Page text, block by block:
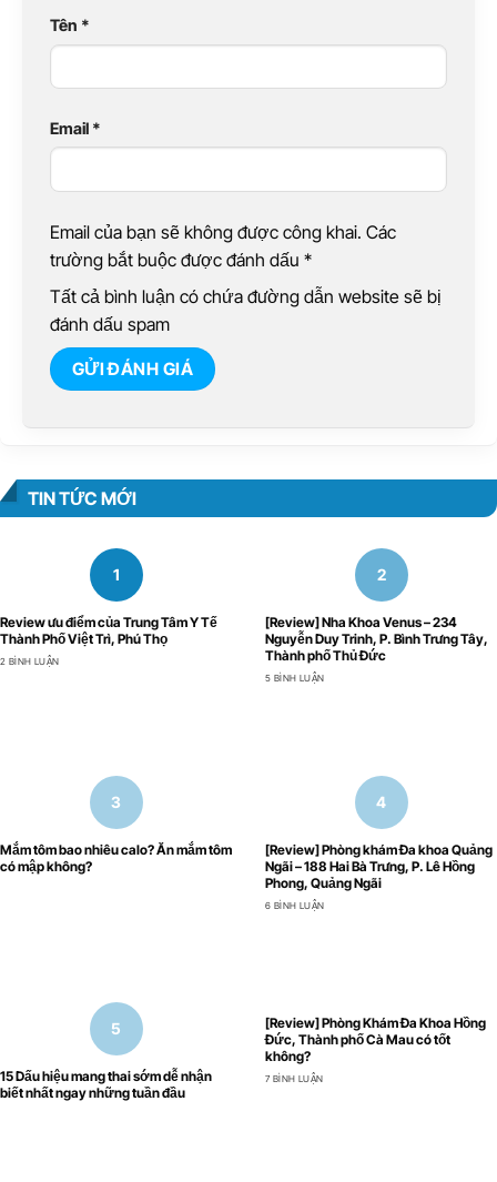
Tên *
Email *
Email của bạn sẽ không được công khai. Các
trường bắt buộc được đánh dấu *
Tất cả bình luận có chứa đường dẫn website sẽ bị
đánh dấu spam
TIN TỨC MỚI
Review ưu điểm của Trung Tâm Y Tế
Thành Phố Việt Trì, Phú Thọ
2 BÌNH LUẬN
[Review] Nha Khoa Venus – 234
Nguyễn Duy Trinh, P. Bình Trưng Tây,
Thành phố Thủ Đức
5 BÌNH LUẬN
Mắm tôm bao nhiêu calo? Ăn mắm tôm
có mập không?
[Review] Phòng khám Đa khoa Quảng
Ngãi – 188 Hai Bà Trưng, P. Lê Hồng
Phong, Quảng Ngãi
6 BÌNH LUẬN
15 Dấu hiệu mang thai sớm dễ nhận
biết nhất ngay những tuần đầu
[Review] Phòng Khám Đa Khoa Hồng
Đức, Thành phố Cà Mau có tốt
không?
7 BÌNH LUẬN